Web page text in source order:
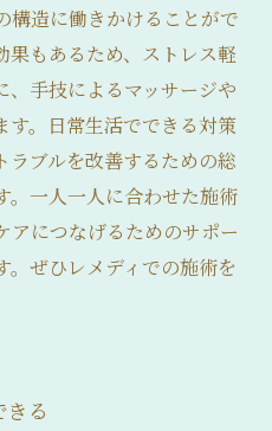
構造に働きかけることがで
果もあるため、ストレス軽
、手技によるマッサージや
す。日常生活でできる対策
ラブルを改善するための総
。一人一人に合わせた施術
アにつなげるためのサポー
。ぜひレメディでの施術を
る